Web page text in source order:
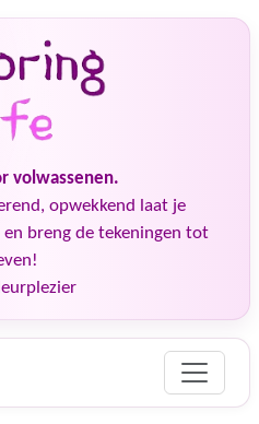
volwassenen.
opwekkend laat je
breng de tekeningen tot